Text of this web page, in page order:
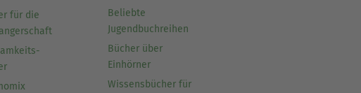
für die
Beliebte
Jugendbuchreihen
Bücher über
Einhörner
Wissensbücher für